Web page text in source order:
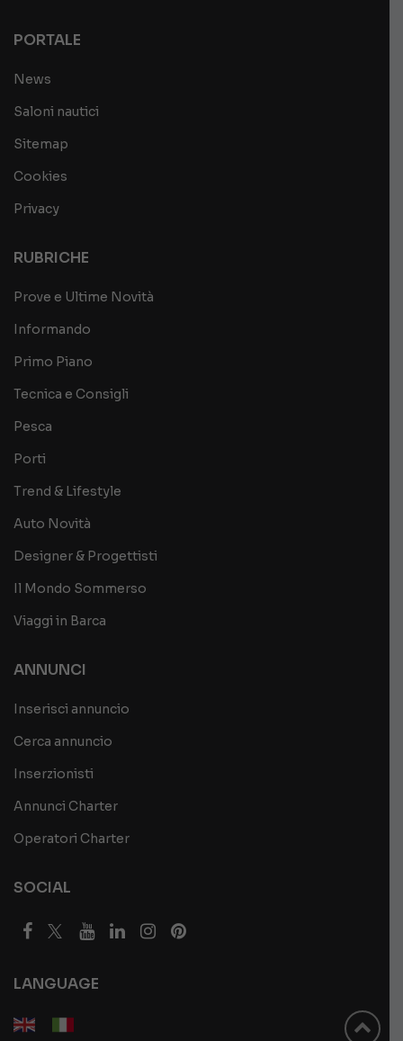
PORTALE
News
Saloni nautici
Sitemap
Cookies
Privacy
RUBRICHE
Prove e Ultime Novità
Informando
Primo Piano
Tecnica e Consigli
Pesca
Porti
Trend & Lifestyle
Auto Novità
Designer & Progettisti
Il Mondo Sommerso
Viaggi in Barca
ANNUNCI
Inserisci annuncio
Cerca annuncio
Inserzionisti
Annunci Charter
Operatori Charter
SOCIAL
LANGUAGE